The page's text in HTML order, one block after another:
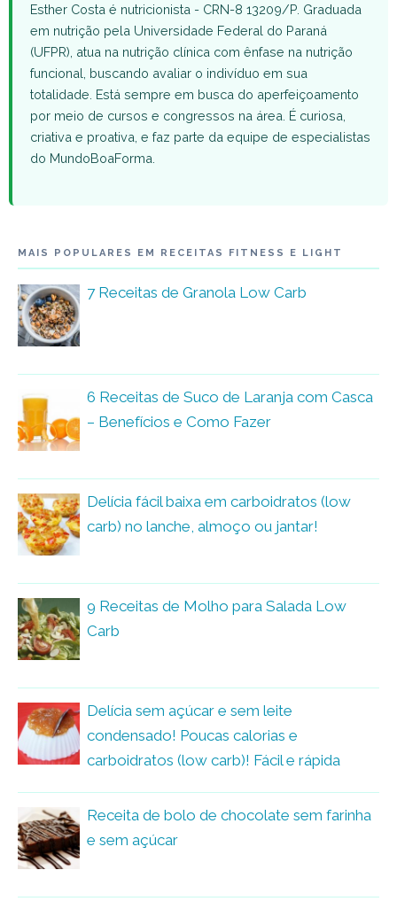
Esther Costa é nutricionista - CRN-8 13209/P. Graduada
em nutrição pela Universidade Federal do Paraná
(UFPR), atua na nutrição clínica com ênfase na nutrição
funcional, buscando avaliar o indivíduo em sua
totalidade. Está sempre em busca do aperfeiçoamento
por meio de cursos e congressos na área. É curiosa,
criativa e proativa, e faz parte da equipe de especialistas
do MundoBoaForma.
MAIS POPULARES EM RECEITAS FITNESS E LIGHT
7 Receitas de Granola Low Carb
6 Receitas de Suco de Laranja com Casca
– Benefícios e Como Fazer
Delícia fácil baixa em carboidratos (low
carb) no lanche, almoço ou jantar!
9 Receitas de Molho para Salada Low
Carb
Delícia sem açúcar e sem leite
condensado! Poucas calorias e
carboidratos (low carb)! Fácil e rápida
Receita de bolo de chocolate sem farinha
e sem açúcar